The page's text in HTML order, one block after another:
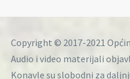
Copyright © 2017-2021
Audio i video materijali
Konavle su slobodni za